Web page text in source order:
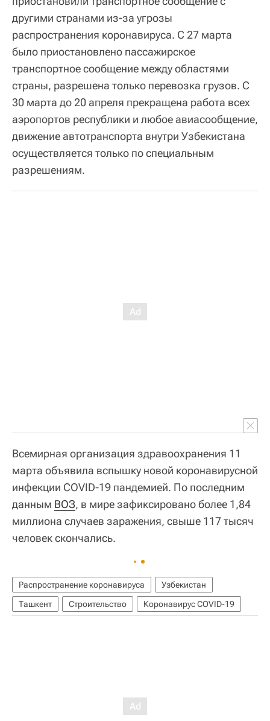
другими странами из-за угрозы
распространения коронавируса. С 27 марта
было приостановлено пассажирское
транспортное сообщение между областями
страны, разрешена только перевозка грузов. С
30 марта до 20 апреля прекращена работа всех
аэропортов республики и любое авиасообщение,
движение автотранспорта внутри Узбекистана
осуществляется только по специальным
разрешениям.
Всемирная организация здравоохранения 11
марта объявила вспышку новой коронавирусной
инфекции COVID-19 пандемией. По последним
данным ВОЗ, в мире зафиксировано более 1,84
миллиона случаев заражения, свыше 117 тысяч
человек скончались.
Распространение коронавируса
Узбекистан
Ташкент
Строительство Коронавирус COVID-19